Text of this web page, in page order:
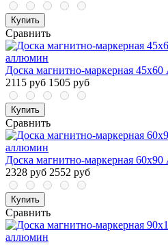
Купить
Сравнить
Доска магнитно-маркерная
2115 руб 1505 руб
Купить
Сравнить
Доска магнитно-маркерная
2328 руб 2552 руб
Купить
Сравнить